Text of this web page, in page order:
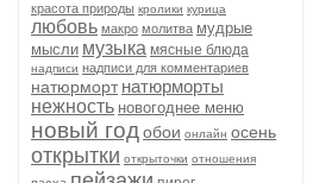
красота природы кролики курица
любовь макро молитва мудрые
мысли музыка мясные блюда
надписи надписи для комментариев
натюрморт натюрморты
нежность новогоднее меню
новый годобои онлайн осень
открытки открыточки отношения